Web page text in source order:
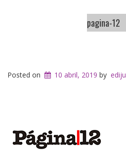
pagina-12
Posted on 10 abril, 2019 by ediju